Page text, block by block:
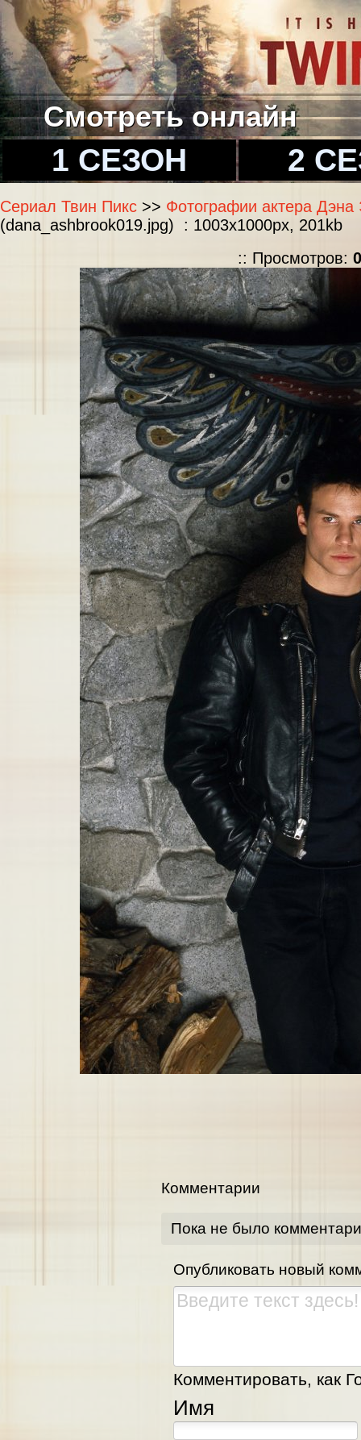
Смотреть онлайн
1 СЕЗОН 2
Сериал Твин Пикс >> Фотографии актера
(dana_ashbrook019.jpg) : 1003x1000px, 201kb
:: Просмотров: 0
Комментарии
Пока не было
Опубликовать новый
Комментировать, как
Имя